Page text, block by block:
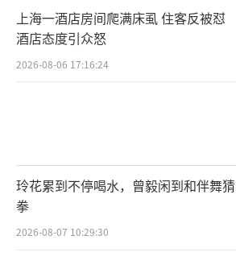
上海一酒店房间爬满床虱 住客反被怼
酒店态度引众怒
2026-08-06 17:16:24
玲花累到不停喝水，曾毅闲到和伴舞猜
拳
2026-08-07 10:29:30